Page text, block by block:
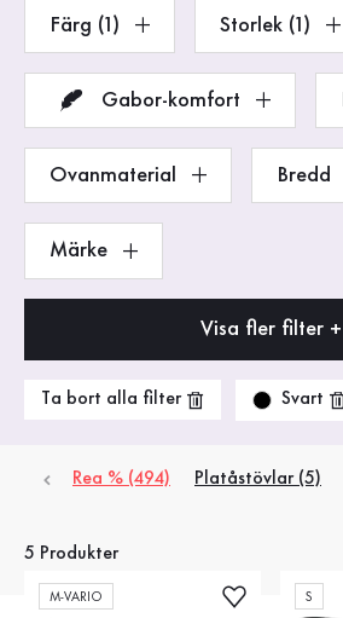
Färg (1) Storlek (1)
Gabor-komfort
Ovanmaterial Bredd
Märke
Visa fler filter +
Ta bort alla filter Svart
Rea % (494) Platåstövlar (5)
5 Produkter
M-VARIO S